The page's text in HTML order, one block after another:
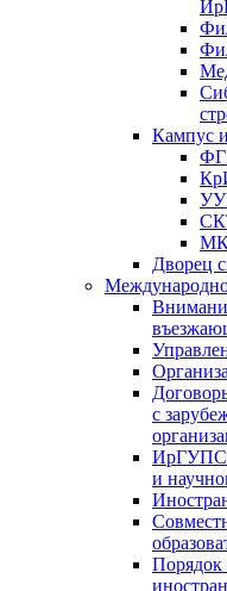
Кампус
Дворец
с
ИрГУПС
и
Порядок